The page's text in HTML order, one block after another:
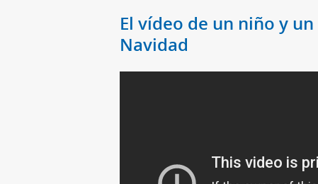
El vídeo de un niño y
Navidad